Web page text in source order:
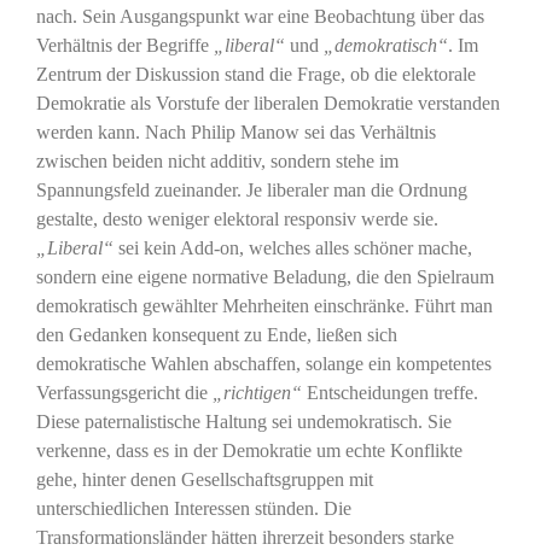
nach. Sein Ausgangspunkt war eine Beobachtung über das
Verhältnis der Begriffe
„liberal“ und „demokratisch“. Im
Zentrum der Diskussion stand die Frage, ob die elektorale
Demokratie als Vorstufe der liberalen Demokratie verstanden
werden kann. Nach Philip Manow sei das Verhältnis
zwischen beiden nicht additiv, sondern stehe im
Spannungsfeld zueinander. Je liberaler man die Ordnung
gestalte, desto weniger elektoral responsiv werde sie.
„Liberal“ sei kein Add-on, welches alles schöner mache,
sondern eine eigene normative Beladung, die den Spielraum
demokratisch gewählter Mehrheiten einschränke. Führt man
den Gedanken konsequent zu Ende, ließen sich
demokratische Wahlen abschaffen, solange ein kompetentes
Verfassungsgericht die
„richtigen“ Entscheidungen treffe.
Diese paternalistische Haltung sei undemokratisch. Sie
verkenne, dass es in der Demokratie um echte Konflikte
gehe, hinter denen Gesellschaftsgruppen mit
unterschiedlichen Interessen stünden. Die
Transformationsländer hätten ihrerzeit besonders starke